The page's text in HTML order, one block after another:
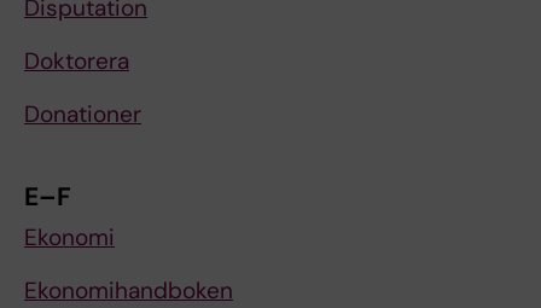
Disputation
Doktorera
Donationer
E–F
Ekonomi
Ekonomihandboken